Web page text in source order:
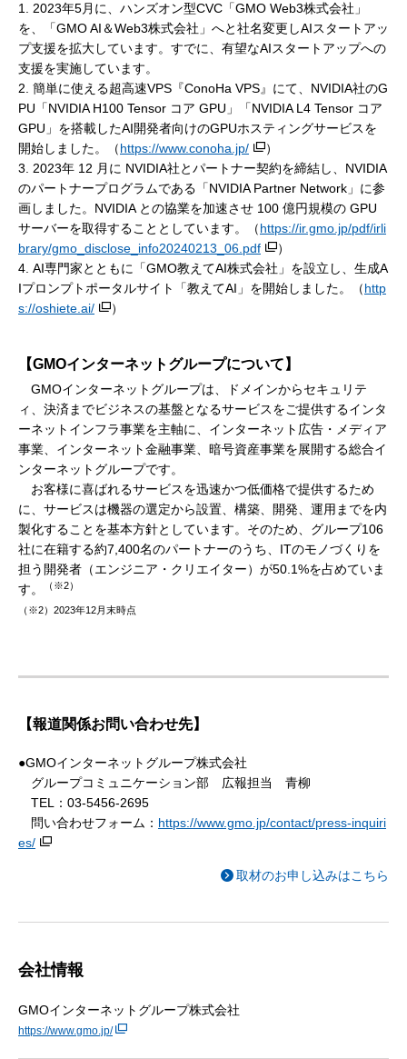
1. 2023年5月に、ハンズオン型CVC「GMO Web3株式会社」
を、「GMO AI＆Web3株式会社」へと社名変更しAIスタートアッ
プ支援を拡大しています。すでに、有望なAIスタートアップへの
支援を実施しています。
2. 簡単に使える超高速VPS『ConoHa VPS』にて、NVIDIA社のG
PU「NVIDIA H100 Tensor コア GPU」「NVIDIA L4 Tensor コア
GPU」を搭載したAI開発者向けのGPUホスティングサービスを
開始しました。（https://www.conoha.jp/
）
3. 2023年 12 月に NVIDIA社とパートナー契約を締結し、NVIDIA
のパートナープログラムである「NVIDIA Partner Network」に参
画しました。NVIDIA との協業を加速させ 100 億円規模の GPU
サーバーを取得することとしています。（https://ir.gmo.jp/pdf/irli
brary/gmo_disclose_info20240213_06.pdf
）
4. AI専門家とともに「GMO教えてAI株式会社」を設立し、生成A
Iプロンプトポータルサイト「教えてAI」を開始しました。（http
s://oshiete.ai/
）
【GMOインターネットグループについて】
GMOインターネットグループは、ドメインからセキュリテ
ィ、決済までビジネスの基盤となるサービスをご提供するインタ
ーネットインフラ事業を主軸に、インターネット広告・メディア
事業、インターネット金融事業、暗号資産事業を展開する総合イ
ンターネットグループです。
お客様に喜ばれるサービスを迅速かつ低価格で提供するため
に、サービスは機器の選定から設置、構築、開発、運用までを内
製化することを基本方針としています。そのため、グループ106
社に在籍する約7,400名のパートナーのうち、ITのモノづくりを
担う開発者（エンジニア・クリエイター）が50.1%を占めていま
す。
（※2）
（※2）2023年12月末時点
【報道関係お問い合わせ先】
●GMOインターネットグループ株式会社
グループコミュニケーション部 広報担当 青柳
TEL：03-5456-2695
問い合わせフォーム： https://www.gmo.jp/contact/press-inquiri
es/
取材のお申し込みはこちら
会社情報
GMOインターネットグループ株式会社
https://www.gmo.jp/